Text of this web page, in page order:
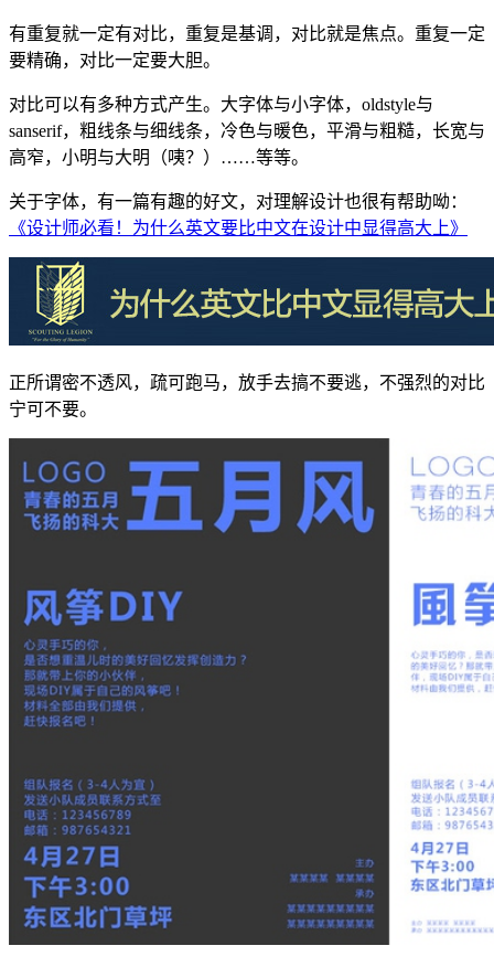
有重复就一定有对比，重复是基调，对比就是焦点。重复一定
要精确，对比一定要大胆。
对比可以有多种方式产生。大字体与小字体，oldstyle与
sanserif，粗线条与细线条，冷色与暖色，平滑与粗糙，长宽与
高窄，小明与大明（咦？）……等等。
关于字体，有一篇有趣的好文，对理解设计也很有帮助呦：
《设计师必看！为什么英文要比中文在设计中显得高大上》
正所谓密不透风，疏可跑马，放手去搞不要逃，不强烈的对比
宁可不要。